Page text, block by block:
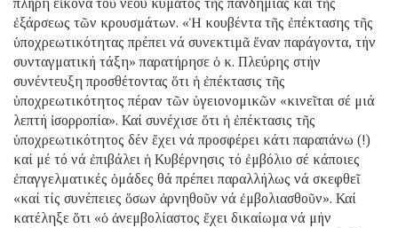
ἐξάρσεως τῶν κρουσμάτων. «Ἡ κουβέντα τῆς ἐπέκτασης τῆς
ὑποχρεωτικότητας πρέπει νά συνεκτιμᾶ ἕναν παράγοντα, τήν
συνταγματική τάξη» παρατήρησε ὁ κ. Πλεύρης στήν
συνέντευξη προσθέτοντας ὅτι ἡ ἐπέκτασις τῆς
ὑποχρεωτικότητος πέραν τῶν ὑγειονομικῶν «κινεῖται σέ μιά
λεπτή ἰσορροπία». Καί συνέχισε ὅτι ἡ ἐπέκτασις τῆς
ὑποχρεωτικότητος δέν ἔχει νά προσφέρει κάτι παραπάνω (!)
καί μέ τό νά ἐπιβάλει ἡ Κυβέρνησις τό ἐμβόλιο σέ κάποιες
ἐπαγγελματικές ὁμάδες θά πρέπει παραλλήλως νά σκεφθεῖ
«καί τίς συνέπειες ὅσων ἀρνηθοῦν νά ἐμβολιασθοῦν». Καί
κατέληξε ὅτι «ὁ ἀνεμβολίαστος ἔχει δικαίωμα νά μήν